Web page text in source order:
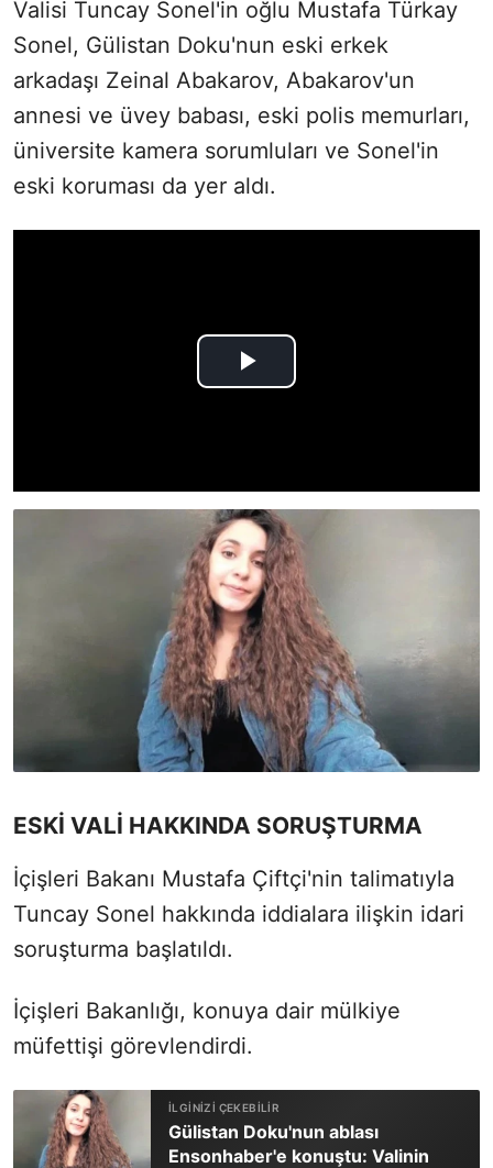
Valisi Tuncay Sonel'in oğlu Mustafa Türkay
Sonel, Gülistan Doku'nun eski erkek
arkadaşı Zeinal Abakarov, Abakarov'un
annesi ve üvey babası, eski polis memurları,
üniversite kamera sorumluları ve Sonel'in
eski koruması da yer aldı.
ESKİ VALİ HAKKINDA SORUŞTURMA
İçişleri Bakanı Mustafa Çiftçi'nin talimatıyla
Tuncay Sonel hakkında iddialara ilişkin idari
soruşturma başlatıldı.
İçişleri Bakanlığı, konuya dair mülkiye
müfettişi görevlendirdi.
Gülistan Doku'nun ablası
Ensonhaber'e konuştu: Valinin